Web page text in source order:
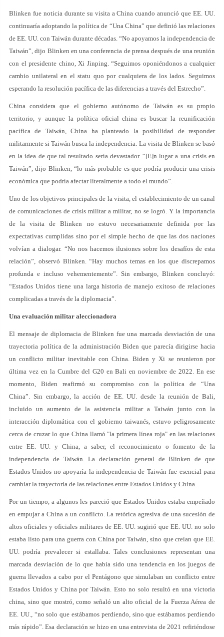
Blinken fue noticia durante su visita a China cuando anunció que EE. UU.
continuaría adoptando la política de “Una China” que definió las relaciones
de EE. UU. con Taiwán durante décadas. “No apoyamos la independencia de
Taiwán”, dijo Blinken en una conferencia de prensa después de una reunión
con el presidente chino, Xi Jinping. “Seguimos oponiéndonos a cualquier
cambio unilateral en el statu quo por cualquiera de los lados. Seguimos
esperando la resolución pacífica de las diferencias a través del Estrecho”.
China considera que el gobierno autónomo de Taiwán es su propio
territorio, y aunque la política oficial china es buscar la reunificación
pacífica de Taiwán, China ha planteado la posibilidad de responder
militarmente si Taiwán busca la independencia. La visita de Blinken se basó
en la idea de que tal resultado sería devastador. “[E]n lugar a una crisis en
Taiwán”, dijo Blinken, “lo más probable es que podría producir una crisis
económica que podría afectar literalmente a todo el mundo”.
Uno de los objetivos principales de la visita, el establecimiento de un canal
de comunicaciones de crisis militar a militar, no se logró. Y la importancia
de la visita de Blinken no estuvo necesariamente definida por las
expectativas cumplidas sino por el simple hecho de que las dos naciones
volvían a dialogar. “No nos hacemos ilusiones sobre los desafíos de esta
relación”, observó Blinken. “Hay muchos temas en los que discrepamos
profunda e incluso vehementemente”. Sin embargo, Blinken concluyó:
“Estados Unidos tiene una larga historia de manejo exitoso de relaciones
complicadas a través de la diplomacia”.
Una evaluación militar aleccionadora
El mensaje de diplomacia de Blinken fue una marcada desviación de una
trayectoria política de la administración Biden que parecía dirigirse hacia
un conflicto militar inevitable con China. Biden y Xi se reunieron por
última vez en la Cumbre del G20 en Bali en noviembre de 2022. En ese
momento, Biden reafirmó su compromiso con la política de “Una
China”. Sin embargo, la acción de EE. UU. desde la reunión de Bali,
incluido un aumento de la asistencia militar a Taiwán junto con la
interacción diplomática con el gobierno taiwanés, estuvo peligrosamente
cerca de cruzar lo que China llamó "la primera línea roja" en las relaciones
entre EE. UU. y China, a saber, el reconocimiento o fomento de la
independencia de Taiwán. La declaración general de Blinken de que
Estados Unidos no apoyaría la independencia de Taiwán fue esencial para
cambiar la trayectoria de las relaciones entre Estados Unidos y China.
Por un tiempo, a algunos les pareció que Estados Unidos estaba empeñado
en empujar a China a un conflicto. La retórica agresiva de una sucesión de
altos oficiales y oficiales militares de EE. UU. sugirió que EE. UU. no solo
estaba listo para una guerra con China por Taiwán, sino que creían que EE.
UU. podría prevalecer si estallaba. Tales conclusiones representan una
marcada desviación de lo que había sido una tendencia en los juegos de
guerra llevados a cabo por el Pentágono que simulaban un conflicto entre
Estados Unidos y China por Taiwán. Esto no solo resultó en una victoria
china, sino que mostró, como señaló un alto oficial de la Fuerza Aérea de
EE. UU., “no solo que estábamos perdiendo, sino que estábamos perdiendo
más rápido”. Esa declaración se hizo en una entrevista de 2021 refiriéndose